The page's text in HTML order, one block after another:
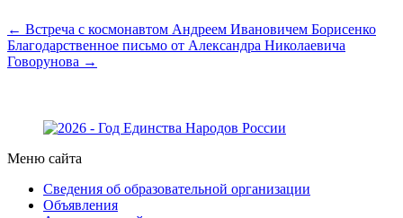
← Встреча с космонавтом Андреем Ивановичем Борисенко
Благодарственное письмо от Александра Николаевича
Говорунова →
Меню сайта
Сведения об образовательной организации
Объявления